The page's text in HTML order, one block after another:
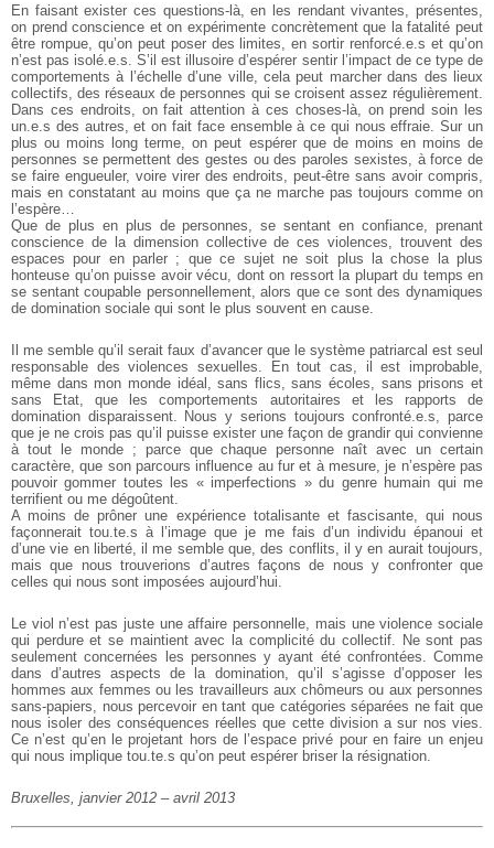
En faisant exister ces questions-là, en les rendant vivantes, présentes,
on prend conscience et on expérimente concrètement que la fatalité peut
être rompue, qu’on peut poser des limites, en sortir renforcé.e.s et qu’on
n’est pas isolé.e.s. S’il est illusoire d’espérer sentir l’impact de ce type de
comportements à l’échelle d’une ville, cela peut marcher dans des lieux
collectifs, des réseaux de personnes qui secroisent assez régulièrement.
Dans ces endroits, on fait attention à ces choses-là, on prend soin les
un.e.s des autres, et on fait face ensembleà ce qui nous effraie. Sur un
plus ou moins long terme, on peut espérerque de moins en moins de
personnes se permettent des gestes ou des paroles sexistes, à force de
se faire engueuler, voire virer des endroits,
peut-être sans avoir compris,
mais en constatant au moins que ça ne marche pas toujours comme on
l’espère…
Que de plus en plus de personnes, se sentant en confiance,
prenant
conscience de la dimension collective de ces violences, trouvent des
espaces pour en parler ; que ce sujet ne soit plus la chose laplus
honteuse qu’on puisse avoir vécu, dont on ressort la plupart du temps en
se sentant coupable personnellement, alors que ce sont des dynamiques
de domination sociale qui sont le plus souvent en cause.
Il me semble qu’il serait faux d’avancer que le système patriarcal est seul
responsable des violences sexuelles. En tout cas, il est improbable,
même dans mon monde idéal, sans flics, sans écoles, sans prisons et
sans Etat, que les comportements autoritaires et les rapports de
domination disparaissent. Nous y serions toujours confronté.e.s, parce
que je ne crois pas qu’il puisse exister une façon de grandir qui convienne
à tout le monde ; parce que chaque personne naît avec un certain
caractère, que son parcours influence au fur et à mesure, je n’espère pas
pouvoir gommer toutes les « imperfections » du genre humain qui me
terrifient ou me dégoûtent.
A moins de prôner une expérience totalisante et fascisante, qui nous
façonnerait tou.te.s à l’image que je me fais d’un individu épanoui et
d’une vie en liberté, il me semble que, des conflits, il y en aurait toujours,
mais que nous trouverions d’autres façons de nous y confronterque
celles qui nous sont imposées aujourd’hui.
Le viol n’est pas juste une affaire personnelle, mais une violence sociale
qui perdure et se maintient avec la complicité du collectif.
Ne sont pas
seulement concernées les personnes y ayant été confrontées. Comme
dans d’autres aspects de la domination, qu’il s’agisse d’opposer les
hommes aux femmes ou les travailleurs aux chômeurs ou aux personnes
sans-papiers, nous percevoir en tant que catégories séparées ne fait que
nous isoler des conséquences réelles que cette division a sur nos vies.
Ce n’est qu’en le projetant hors de l’espace privé pour en faire un enjeu
qui nous implique tou.te.s qu’on peut espérer briser la résignation.
Bruxelles, janvier 2012 – avril 2013